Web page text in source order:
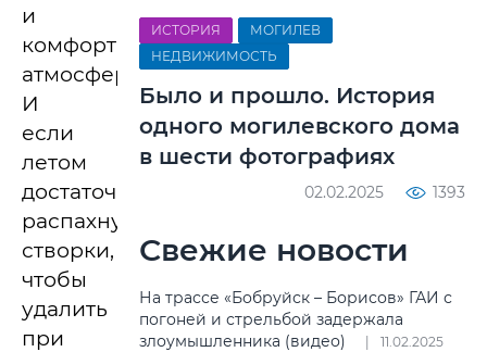
и
комфортную
атмосферу.
И
если
летом
достаточно
распахнуть
створки,
чтобы
удалить
при
ИСТОРИЯ
МОГИЛЕВ
НЕДВИЖИМОСТЬ
Было и прошло. История
одного могилевского дома
в шести фотографиях
02.02.2025 1393
Свежие новости
На трассе «Бобруйск – Борисов» ГАИ с
погоней и стрельбой задержала
злоумышленника (видео)
11.02.2025